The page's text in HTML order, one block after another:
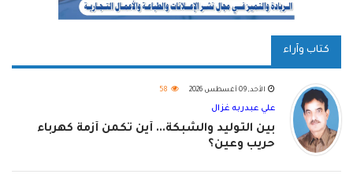
كتاب وآراء
الأحد, 09 أغسطس 2026 58
علي عبدربه غزال
بين التوليد والشبكة... أين تكمن أزمة كهرباء
حريب وعين؟